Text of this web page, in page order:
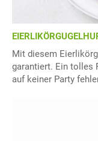
Mit diesem
garantiert. Ein tolles
auf keiner Party